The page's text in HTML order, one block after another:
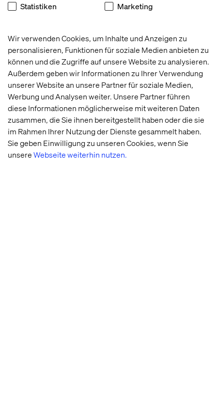
Wir verwenden Cookies, um Inhalte und Anzeigen zu
personalisieren, Funktionen für soziale Medien anbieten zu
können und die Zugriffe auf unsere Website zu analysieren.
Außerdem geben wir Informationen zu Ihrer Verwendung
unserer Website an unsere Partner für soziale Medien,
Werbung und Analysen weiter. Unsere Partner führen
diese Informationen möglicherweise mit weiteren Daten
zusammen, die Sie ihnen bereitgestellt haben oder die sie
im Rahmen Ihrer Nutzung der Dienste gesammelt haben.
Sie geben Einwilligung zu unseren Cookies, wenn Sie
unsereWebseite weiterhin nutzen.
Statistiken Marketing
National Veterinary Associates
WIE WIR ES UMSETZEN